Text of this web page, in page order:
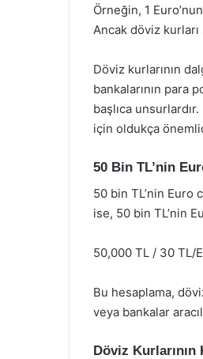
Örneğin, 1
Ancak döviz
Döviz kurlarının
bankalarının para
başlıca
için oldukça
50 Bin TL’nin
50 bin TL’nin
ise, 50 bin TL’nin
50,000 TL / 30 TL/
Bu hesaplama,
veya bankalar
Döviz Kurlarının